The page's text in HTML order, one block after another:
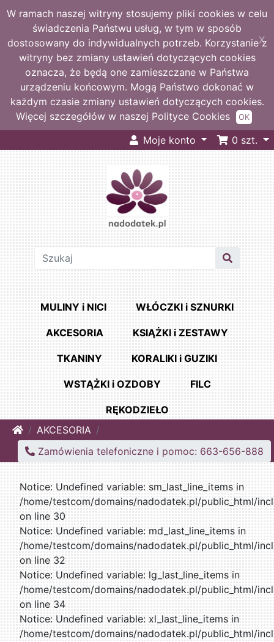
W ramach naszej witryny stosujemy pliki cookies w celu
świadczenia Państwu usług, w tym w sposób
dostosowany do indywidualnych potrzeb. Korzystanie z
witryny bez zmiany ustawień dotyczących cookies
oznacza, że będą one zamieszczane w Państwa
urządzeniu końcowym. Mogą Państwo dokonać w
każdym czasie zmiany ustawień dotyczących cookies.
Więcej szczegółów w naszej Polityce Cookies
X
OK
Moje konto 0 szt.
MULINY i NICI WŁÓCZKI i SZNURKI
AKCESORIA KSIĄŻKI i ZESTAWY
TKANINY KORALIKI i GUZIKI
WSTĄŻKI i OZDOBY FILC
RĘKODZIEŁO
HomeAKCESORIA
Zamówienia telefoniczne i pomoc: 663-656-888
Notice: Undefined variable: sm_last_line_items in
/home/testcom/domains/nadodatek.pl/public_html/
on line 30
Notice: Undefined variable: md_last_line_items in
/home/testcom/domains/nadodatek.pl/public_html/
on line 32
Notice: Undefined variable: lg_last_line_items in
/home/testcom/domains/nadodatek.pl/public_html/
on line 34
Notice: Undefined variable: xl_last_line_items in
/home/testcom/domains/nadodatek.pl/public_html/